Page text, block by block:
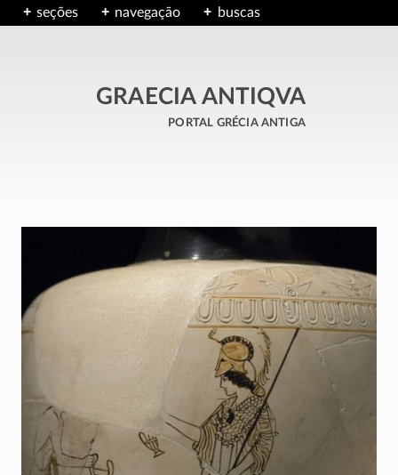
seções navegação buscas
GRAECIA ANTIQVA
portal grécia antiga